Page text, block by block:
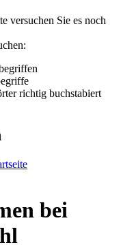
versuchen Sie es noch
richtig buchstabiert
bei